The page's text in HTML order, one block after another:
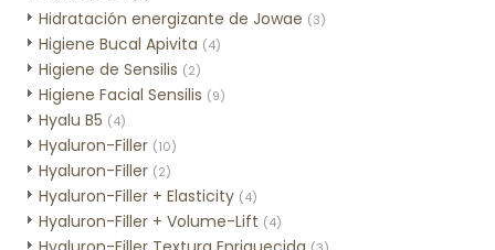
Hidratación energizante de Jowae (3)
Higiene Bucal Apivita (4)
Higiene de Sensilis (2)
Higiene Facial Sensilis (9)
Hyalu B5 (4)
Hyaluron-Filler (10)
Hyaluron-Filler (2)
Hyaluron-Filler + Elasticity (4)
Hyaluron-Filler + Volume-Lift (4)